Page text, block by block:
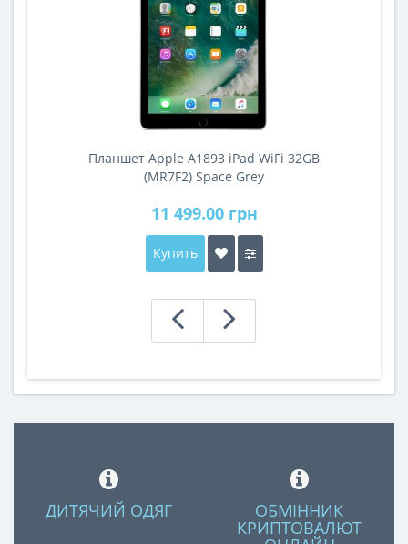
Планшет Apple A1893 iPad WiFi 32GB
(MR7F2) Space Grey
11 499.00 грн
Купить
ДИТЯЧИЙ ОДЯГ ОБМІННИК
КРИПТОВАЛЮТ